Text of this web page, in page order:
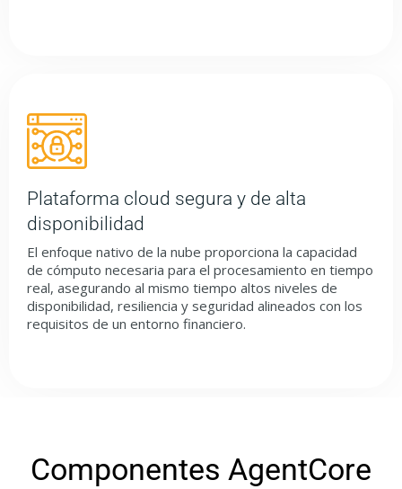
Plataforma cloud segura y de alta
disponibilidad
El enfoque nativo de la nube proporciona la capacidad
de cómputo necesaria para el procesamiento en tiempo
real, asegurando al mismo tiempo altos niveles de
disponibilidad, resiliencia y seguridad alineados con los
requisitos de un entorno financiero.
Componentes AgentCore